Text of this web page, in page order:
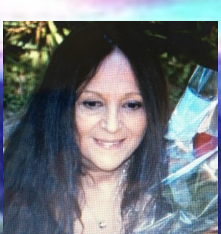
Cristal Temple
Meeting Point
The Yacht Club